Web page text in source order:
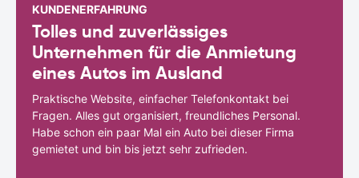
KUNDENERFAHRUNG
Tolles und zuverlässiges
Unternehmen für die Anmietung
eines Autos im Ausland
Praktische Website, einfacher Telefonkontakt bei
Fragen. Alles gut organisiert, freundliches Personal.
Habe schon ein paar Mal ein Auto bei dieser Firma
gemietet und bin bis jetzt sehr zufrieden.